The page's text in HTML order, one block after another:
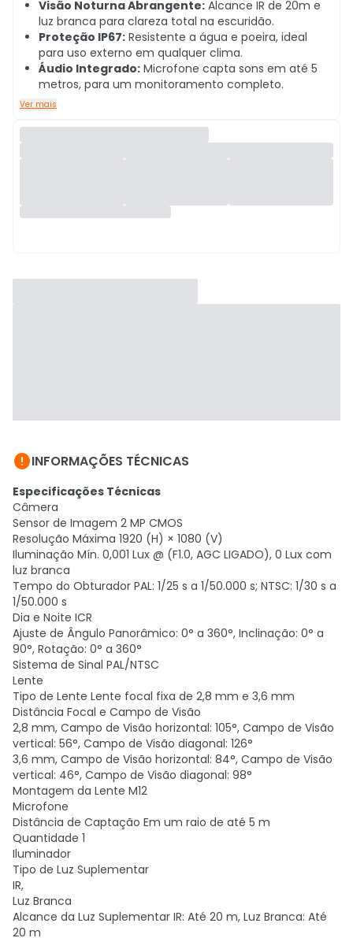
Visão Noturna Abrangente: Alcance IR de 20m e
luz branca para clareza total na escuridão.
Proteção IP67: Resistente a água e poeira, ideal
para uso externo em qualquer clima.
Áudio Integrado: Microfone capta sons em até 5
metros, para um monitoramento completo.
Ver mais
INFORMAÇÕES TÉCNICAS
Especificações Técnicas
Câmera
Sensor de Imagem 2 MP CMOS
Resolução Máxima 1920 (H) × 1080 (V)
Iluminação Mín. 0,001 Lux @ (F1.0, AGC LIGADO), 0 Lux com
luz branca
Tempo do Obturador PAL: 1/25 s a 1/50.000 s; NTSC: 1/30 s a
1/50.000 s
Dia e Noite ICR
Ajuste de Ângulo Panorâmico: 0° a 360°, Inclinação: 0° a
90°, Rotação: 0° a 360°
Sistema de Sinal PAL/NTSC
Lente
Tipo de Lente Lente focal fixa de 2,8 mm e 3,6 mm
Distância Focal e Campo de Visão
2,8 mm, Campo de Visão horizontal: 105°, Campo de Visão
vertical: 56°, Campo de Visão diagonal: 126°
3,6 mm, Campo de Visão horizontal: 84°, Campo de Visão
vertical: 46°, Campo de Visão diagonal: 98°
Montagem da Lente M12
Microfone
Distância de Captação Em um raio de até 5 m
Quantidade 1
Iluminador
Tipo de Luz Suplementar
IR,
Luz Branca
Alcance da Luz Suplementar IR: Até 20 m, Luz Branca: Até
20 m